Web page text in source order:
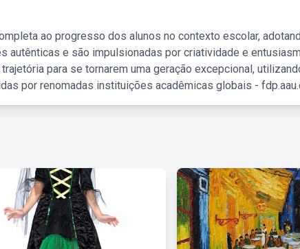
ao progresso dos alunos no contexto escolar,
autênticas e são impulsionadas por criatividade e
para se tornarem uma geração excepcional,
por renomadas instituições acadêmicas globais -